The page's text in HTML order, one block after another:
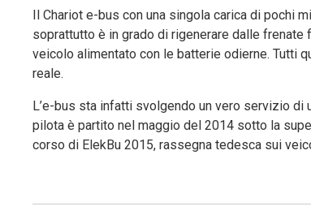
Il Chariot e-bus con una singola carica di pochi
soprattutto è in grado di rigenerare dalle frenate
veicolo alimentato con le batterie odierne. Tutti
reale.
L’e-bus sta infatti svolgendo un vero servizio
pilota è partito nel maggio del 2014 sotto la
corso di ElekBu 2015, rassegna tedesca sui